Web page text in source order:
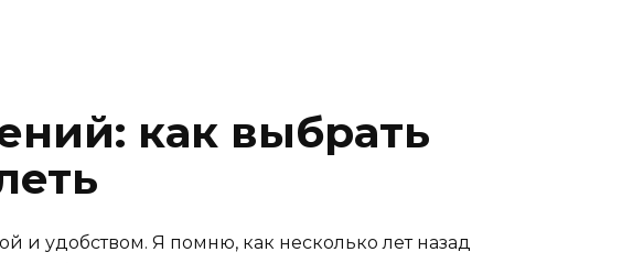
как выбрать
и удобством. Я помню, как несколько лет назад